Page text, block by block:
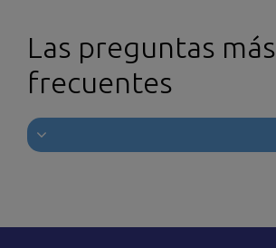
Las preguntas más
frecuentes